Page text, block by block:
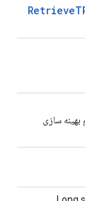
Retrieve
سازی